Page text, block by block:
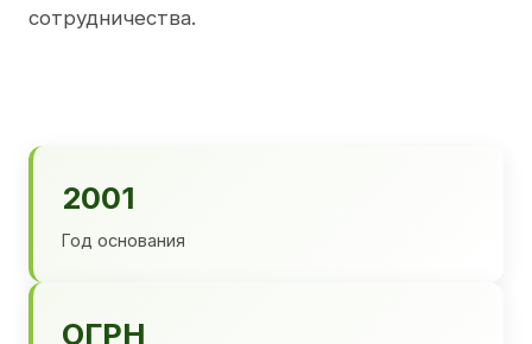
сотрудничества.
2001
Год основания
ОГРН